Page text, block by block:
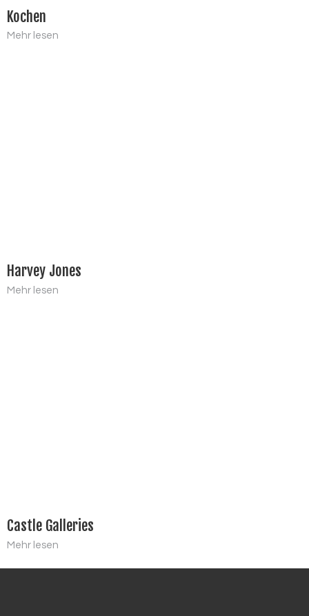
Kochen
Mehr lesen
Harvey Jones
Mehr lesen
Castle Galleries
Mehr lesen